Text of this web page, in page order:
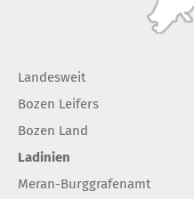
Landesweit
Bozen Leifers
Bozen Land
Ladinien
Meran-Burggrafenamt